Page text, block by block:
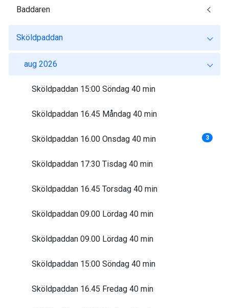
Baddaren
Sköldpaddan
aug 2026
Sköldpaddan 15:00 Söndag 40 min
Sköldpaddan 16.45 Måndag 40 min
Sköldpaddan 16.00 Onsdag 40 min 3
Sköldpaddan 17:30 Tisdag 40 min
Sköldpaddan 16.45 Torsdag 40 min
Sköldpaddan 09.00 Lördag 40 min
Sköldpaddan 09.00 Lördag 40 min
Sköldpaddan 15:00 Söndag 40 min
Sköldpaddan 16.45 Fredag 40 min